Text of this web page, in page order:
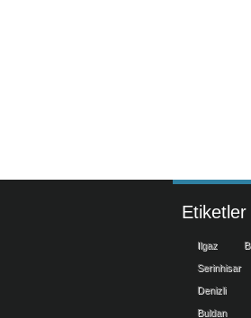
Etiketler
Ilgaz
Serinhisar
Denizli
Buldan